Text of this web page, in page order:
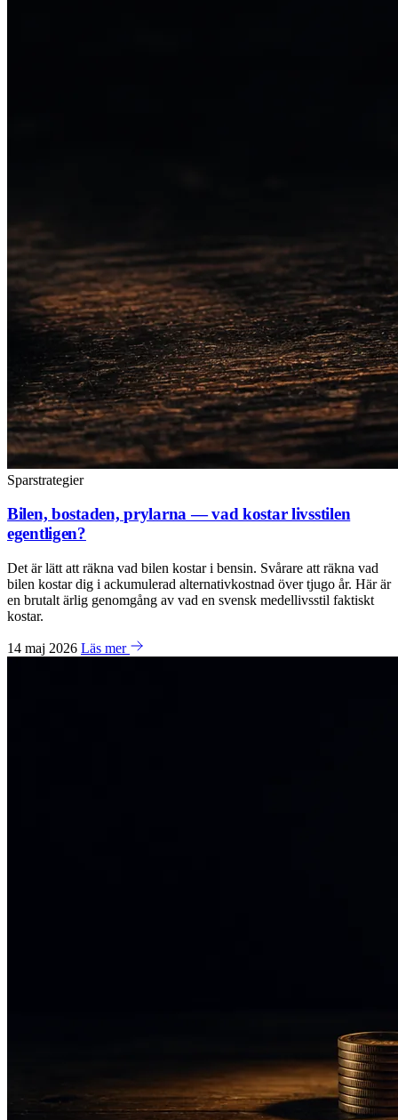
Sparstrategier
Bilen, bostaden, prylarna — vad kostar livsstilen
egentligen?
Det är lätt att räkna vad bilen kostar i bensin. Svårare att räkna vad
bilen kostar dig i ackumulerad alternativkostnad över tjugo år. Här är
en brutalt ärlig genomgång av vad en svensk medellivsstil faktiskt
kostar.
14 maj 2026 Läs mer